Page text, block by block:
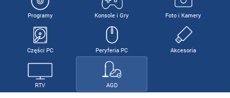
Programy Konsole i Gry Foto i Kamery
Części PC Peryferia PC Akcesoria
RTV AGD